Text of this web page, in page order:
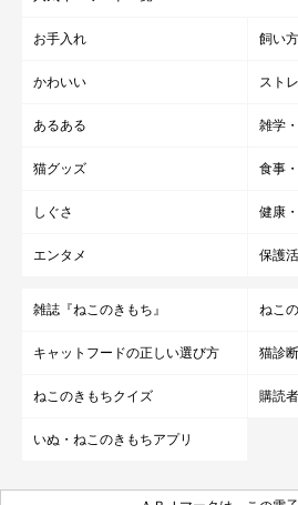
お手入れ 飼い方
かわいい スト
あるある 雑学
猫グッズ 食事
しぐさ 健康
エンタメ 保護
雑誌『ねこのきもち』 ねこ
キャットフードの正しい選び方 猫診断
ねこのきもちクイズ 購読
いぬ・ねこのきもちアプリ